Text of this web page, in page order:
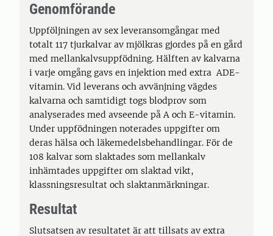
Genomförande
Uppföljningen av sex leveransomgångar med
totalt 117 tjurkalvar av mjölkras gjordes på en gård
med mellankalvsuppfödning. Hälften av kalvarna
i varje omgång gavs en injektion med extra ADE-
vitamin. Vid leverans och avvänjning vägdes
kalvarna och samtidigt togs blodprov som
analyserades med avseende på A och E-vitamin.
Under uppfödningen noterades uppgifter om
deras hälsa och läkemedelsbehandlingar. För de
108 kalvar som slaktades som mellankalv
inhämtades uppgifter om slaktad vikt,
klassningsresultat och slaktanmärkningar.
Resultat
Slutsatsen av resultatet är att tillsats av extra